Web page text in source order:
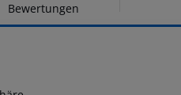
Bewertungen